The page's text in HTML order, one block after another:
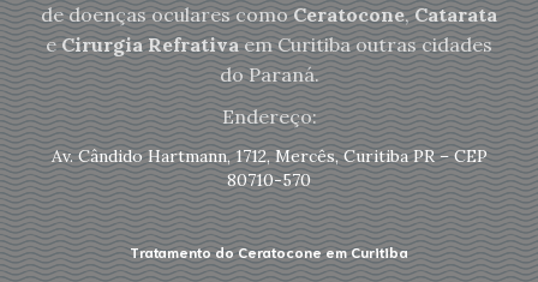
de doenças oculares comoCeratocone,Catarata
eCirurgia Refrativaem Curitiba outras cidades
do Paraná.
Endereço:
Av. Cândido Hartmann, 1712, Mercês, Curitiba PR – CEP
80710-570
Tratamento do Ceratocone em Curitiba